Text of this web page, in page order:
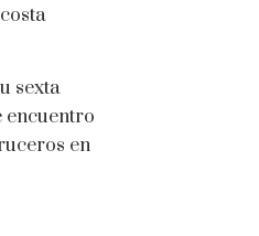
sexta
encuentro
en